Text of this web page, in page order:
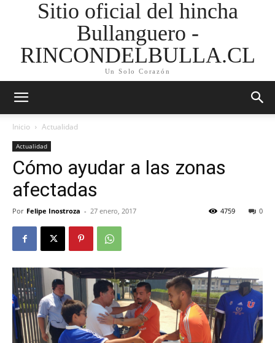
Sitio oficial del hincha
Bullanguero -
RINCONDELBULLA.CL
Un Solo Corazón
Inicio Actualidad
Actualidad
Cómo ayudar a las zonas
afectadas
Por Felipe Inostroza - 27 enero, 2017 0
4759